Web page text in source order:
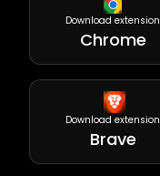
Download extension
Chrome
Download extension
Brave